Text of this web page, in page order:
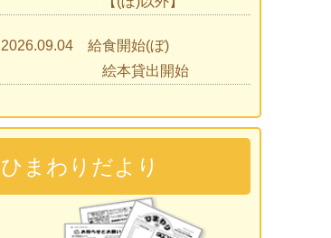
2026.09.04 給食開始(ぼ)
絵本貸出開始
2026.09.07 ひまわりであそぼう
2026.09.09 見学会
2026.09.15 入園説明会
ひまわりだより